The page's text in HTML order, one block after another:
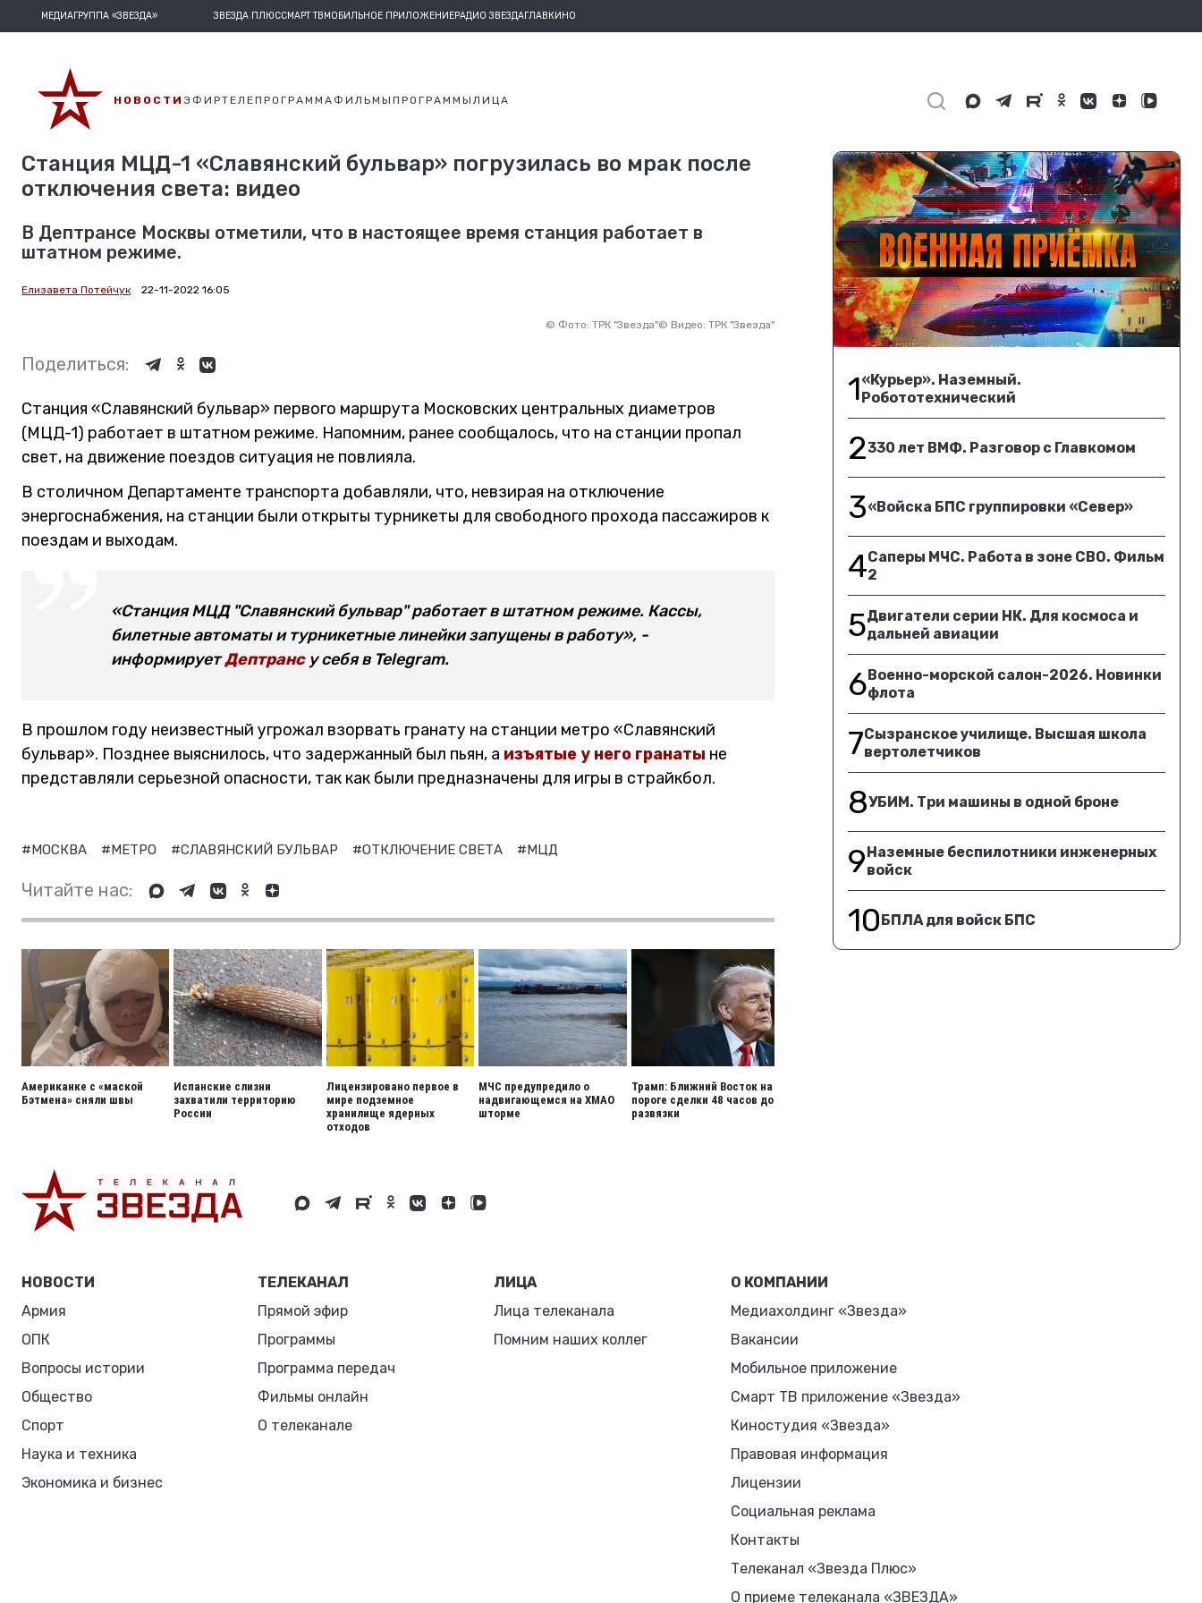
МЕДИАГРУППА «ЗВЕЗДА» ЗВЕЗДА ПЛЮССМАРТ ТВМОБИЛЬНОЕ ПРИЛОЖЕНИЕРАДИО ЗВЕЗДАГЛАВКИНО
НОВОСТИ ЭФИРТЕЛЕПРОГРАММАФИЛЬМЫ ПРОГРАММЫ ЛИЦА
Станция МЦД-1 «Славянский бульвар» погрузилась во мрак после
отключения света: видео
В Дептрансе Москвы отметили, что в настоящее время станция работает в
штатном режиме.
Елизавета Потейчук 22-11-2022 16:05
© Фото: ТРК "Звезда"© Видео: ТРК "Звезда"
Поделиться:
Станция «Славянский бульвар» первого маршрута Московских центральных диаметров
(МЦД-1) работает в штатном режиме. Напомним, ранее сообщалось, что на станции пропал
свет, на движение поездов ситуация не повлияла.
В столичном Департаменте транспорта добавляли, что, невзирая на отключение
энергоснабжения, на станции были открыты турникеты для свободного прохода пассажиров к
поездам и выходам.
«Станция МЦД "Славянский бульвар" работает в штатном режиме. Кассы,
билетные автоматы и турникетные линейки запущены в работу», -
информируетДептрансу себя в Telegram.
В прошлом году неизвестный угрожал взорвать гранату на станции метро «Славянский
бульвар». Позднее выяснилось, что задержанный был пьян, а изъятые у него гранаты не
представляли серьезной опасности, так как были предназначены для игры в страйкбол.
#МОСКВА #МЕТРО #СЛАВЯНСКИЙ БУЛЬВАР #ОТКЛЮЧЕНИЕ СВЕТА #МЦД
Читайте нас:
Американке с «маской
Бэтмена» сняли швы
Испанские слизни
захватили территорию
России
Лицензировано первое в
мире подземное
хранилище ядерных
отходов
МЧС предупредило о
надвигающемся на ХМАО
шторме
Трамп: Ближний Восток на
пороге сделки 48 часов до
развязки
1«Курьер». Наземный.
Робототехнический
2330 лет ВМФ. Разговор с Главкомом
3«Войска БПС группировки «Север»
4Саперы МЧС. Работа в зоне СВО. Фильм
2
5Двигатели серии НК. Для космоса и
дальней авиации
6Военно-морской салон-2026. Новинки
флота
7Сызранское училище. Высшая школа
вертолетчиков
8УБИМ. Три машины в одной броне
9Наземные беспилотники инженерных
войск
10БПЛА для войск БПС
НОВОСТИ
Армия
ОПК
Вопросы истории
Общество
Спорт
Наука и техника
Экономика и бизнес
ТЕЛЕКАНАЛ
Прямой эфир
Программы
Программа передач
Фильмы онлайн
О телеканале
ЛИЦА
Лица телеканала
Помним наших коллег
О КОМПАНИИ
Медиахолдинг «Звезда»
Вакансии
Мобильное приложение
Смарт ТВ приложение «Звезда»
Киностудия «Звезда»
Правовая информация
Лицензии
Социальная реклама
Контакты
Телеканал «Звезда Плюс»
О приеме телеканала «ЗВЕЗДА»